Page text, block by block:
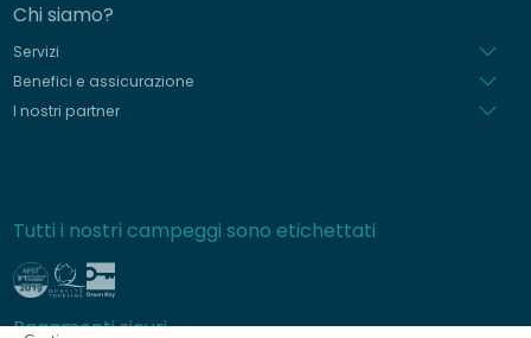
Chi siamo?
Servizi
Benefici e assicurazione
I nostri partner
Tutti i nostri campeggi sono etichettati
Pagamenti sicuri